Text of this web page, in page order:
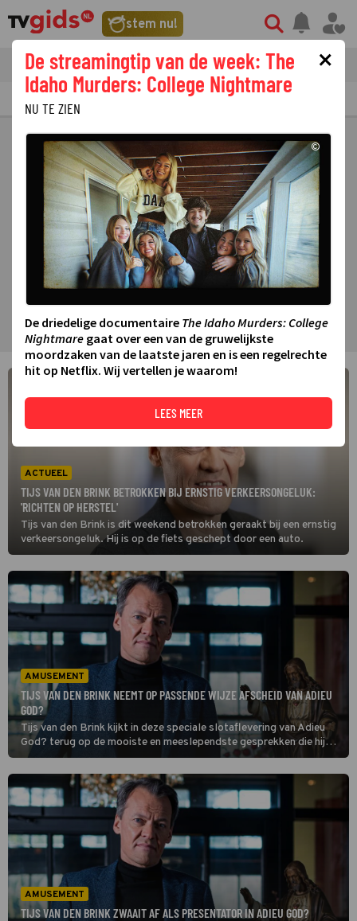
stem nu!
tvgids streaming nieuws
PRIMETIME GEMIST
ACTUEEL
TIJS VAN DEN BRINK BETROKKEN BIJ ERNSTIG VERKEERSONGELUK:
'RICHTEN OP HERSTEL'
Tijs van den Brink is dit weekend betrokken geraakt bij een ernstig
verkeersongeluk. Hij is op de fiets geschept door een auto.
AMUSEMENT
TIJS VAN DEN BRINK NEEMT OP PASSENDE WIJZE AFSCHEID VAN ADIEU
GOD?
Tijs van den Brink kijkt in deze speciale slotaflevering van Adieu
God? terug op de mooiste en meeslependste gesprekken die hij
voerde met bekende Nederlanders. Ook probeert hij te peilen of
spiritualiteit nog wel leeft onder jongeren.
AMUSEMENT
TIJS VAN DEN BRINK ZWAAIT AF ALS PRESENTATOR IN ADIEU GOD?
×
De streamingtip van de week: The
Idaho Murders: College Nightmare
NU TE ZIEN
©
De driedelige documentaire The Idaho Murders: College
Nightmare gaat over een van de gruwelijkste
moordzaken van de laatste jaren en is een regelrechte
hit op Netflix. Wij vertellen je waarom!
LEES MEER